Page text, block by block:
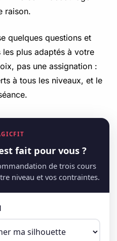
raison.
quelques questions et
plus adaptés à votre
pas une assignation :
à tous les niveaux, et le
fait pour vous ?
de trois cours
niveau et vos contraintes.